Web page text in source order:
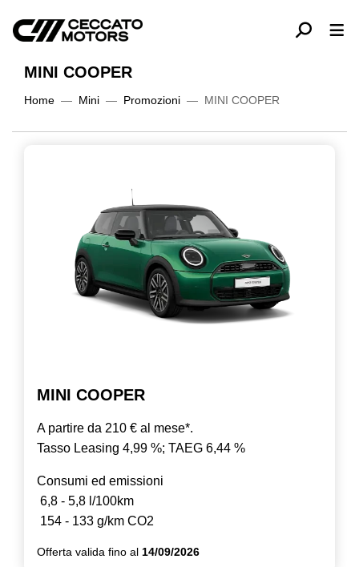
MINI COOPER
Home Mini Promozioni MINI COOPER
MINI COOPER
A partire da 210 € al mese*.
Tasso Leasing 4,99 %; TAEG 6,44 %
Consumi ed emissioni
6,8 - 5,8 l/100km
154 - 133 g/km CO2
Offerta valida fino al 14/09/2026